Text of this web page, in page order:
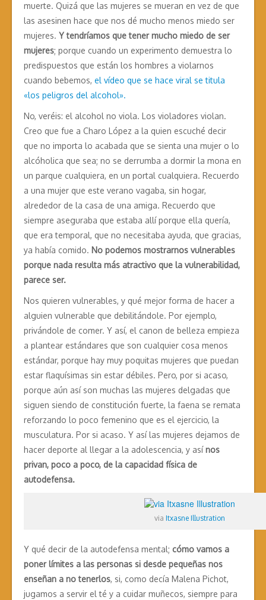
muerte. Quizá que las mujeres se mueran en vez de que
las asesinen hace que nos dé mucho menos miedo ser
mujeres. Y tendríamos que tener mucho miedo de ser
mujeres; porque cuando un experimento demuestra lo
predispuestos que están los hombres a violarnos
cuando bebemos, el vídeo que se hace viral se titula
«los peligros del alcohol».
No, veréis: el alcohol no viola. Los violadores violan.
Creo que fue a Charo López a la quien escuché decir
que no importa lo acabada que se sienta una mujer o lo
alcóholica que sea; no se derrumba a dormir la mona en
un parque cualquiera, en un portal cualquiera. Recuerdo
a una mujer que este verano vagaba, sin hogar,
alrededor de la casa de una amiga. Recuerdo que
siempre aseguraba que estaba allí porque ella quería,
que era temporal, que no necesitaba ayuda, que gracias,
ya había comido. No podemos mostrarnos vulnerables
porque nada resulta más atractivo que la vulnerabilidad,
parece ser.
Nos quieren vulnerables, y qué mejor forma de hacer a
alguien vulnerable que debilitándole. Por ejemplo,
privándole de comer. Y así, el canon de belleza empieza
a plantear estándares que son cualquier cosa menos
estándar, porque hay muy poquitas mujeres que puedan
estar flaquísimas sin estar débiles. Pero, por si acaso,
porque aún así son muchas las mujeres delgadas que
siguen siendo de constitución fuerte, la faena se remata
reforzando lo poco femenino que es el ejercicio, la
musculatura. Por si acaso. Y así las mujeres dejamos de
hacer deporte al llegar a la adolescencia, y asínos
privan, poco a poco, de la capacidad física de
autodefensa.
via Itxasne Illustration
Y qué decir de la autodefensa mental; cómo vamos a
poner límites a las personas si desde pequeñas nos
enseñan a no tenerlos, si, como decía Malena Pichot,
jugamos a servir el té y a cuidar muñecos, siempre para